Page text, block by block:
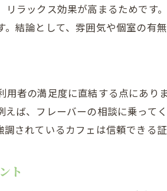
シーシャ初心者も安心なカフェの
シャが吸えなくても楽しめる理由
会話や交流を楽しめるシーシャカ
シーシャ未経験者にも優しいカフ
口コミで人気のシーシャカフェの
地重視で選ぶシーシャカフェのポイ
ラックス効果が高まるためです
結論として、雰囲気や個室の有
者の満足度に直結する点にあ
ば、フレーバーの相談に乗って
されているカフェは信頼できる証
ト